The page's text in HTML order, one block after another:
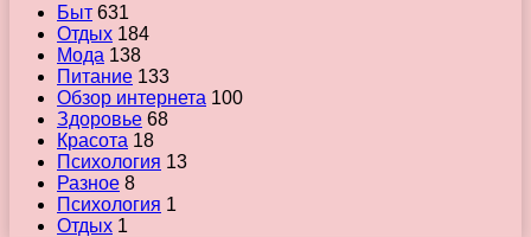
Быт 631
Отдых 184
Мода 138
Питание 133
Обзор интернета 100
Здоровье 68
Красота 18
Психология 13
Разное 8
Психология 1
Отдых 1